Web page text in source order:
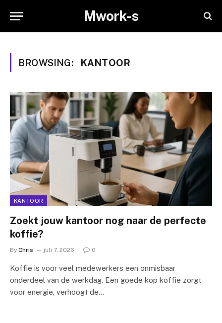
Mwork-s
BROWSING: KANTOOR
KANTOOR
Zoekt jouw kantoor nog naar de perfecte
koffie?
By Chris juli 7, 2026 0
Koffie is voor veel medewerkers een onmisbaar
onderdeel van de werkdag. Een goede kop koffie zorgt
voor energie, verhoogt de…